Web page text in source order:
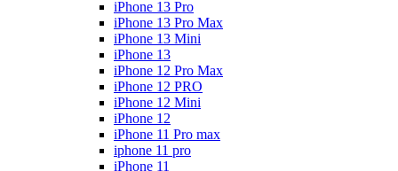
iPhone 13 Pro
iPhone 13 Pro Max
iPhone 13 Mini
iPhone 13
iPhone 12 Pro Max
iPhone 12 PRO
iPhone 12 Mini
iPhone 12
iPhone 11 Pro max
iphone 11 pro
iPhone 11